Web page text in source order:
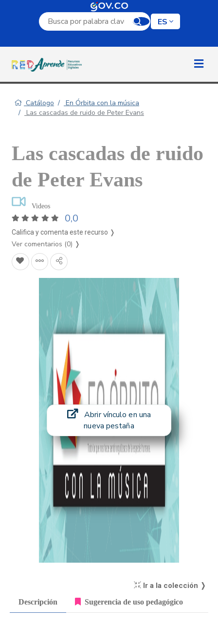
Campo de búsqueda por palabra clave
ES
Catálogo
En Órbita con la música
Las cascadas de ruido de Peter Evans
Las cascadas de ruido
de Peter Evans
Videos
0,0
Califica y comenta este recurso ❭
Ver comentarios (0) ❭
Abrir vínculo en una
nueva pestaña
Ir a la colección ❭
Descripción Sugerencia de uso pedagógico